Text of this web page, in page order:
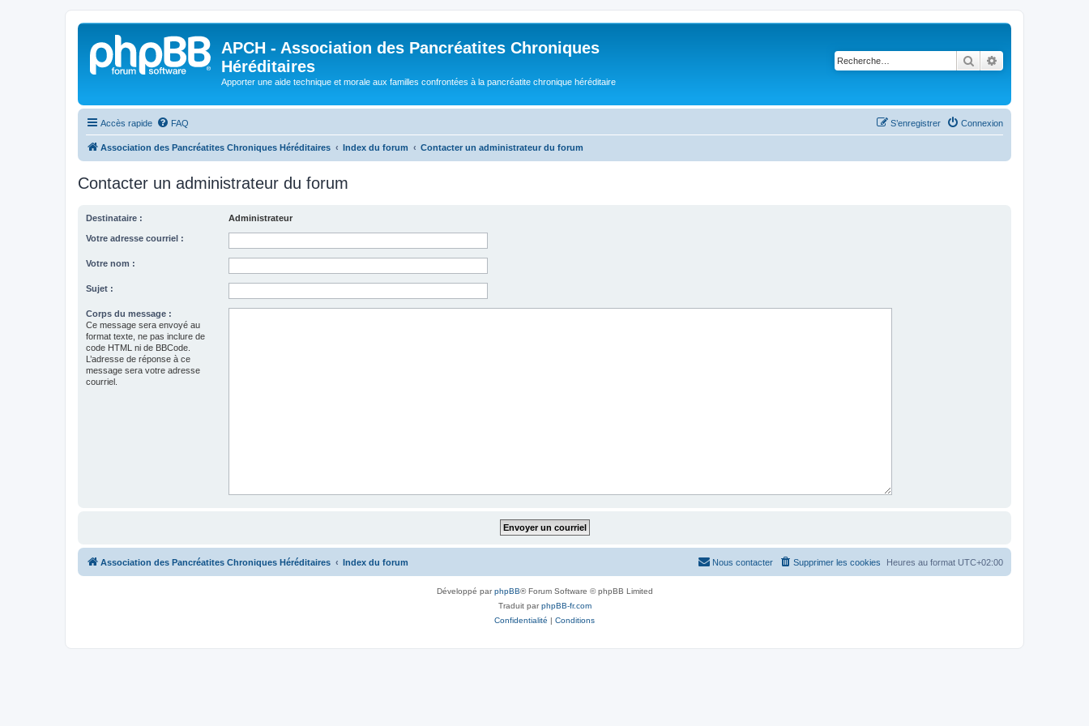
APCH - Association des Pancréatites Chroniques
Héréditaires
Apporter une aide technique et morale aux familles confrontées à la pancréatite chronique héréditaire
Rechercher
Accès rapide FAQ Connexion
S’enregistrer
Association des Pancréatites Chroniques Héréditaires Index du forum Contacter un administrateur du forum
Contacter un administrateur du forum
Destinataire : Administrateur
Votre adresse courriel :
Votre nom :
Sujet :
Corps du message :
Ce message sera envoyé au
format texte, ne pas inclure de
code HTML ni de BBCode.
L’adresse de réponse à ce
message sera votre adresse
courriel.
Association des Pancréatites Chroniques Héréditaires Index du forum Heures au format UTC+02:00
Supprimer les cookies
Nous contacter
Développé parphpBB® Forum Software © phpBB Limited
Traduit parphpBB-fr.com
Confidentialité | Conditions